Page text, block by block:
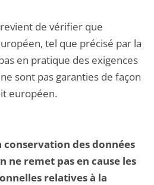
de vérifier que
tel que précisé par la
en pratique des exigences
sont pas garanties de façon
européen.
conservation des données
ne remet pas en cause les
relatives à la